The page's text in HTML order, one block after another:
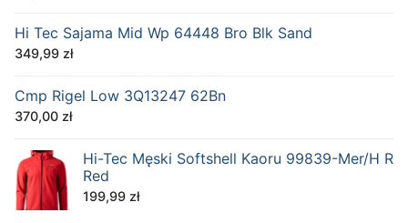
Hi Tec Sajama Mid Wp 64448 Bro Blk Sand
349,99 zł
Cmp Rigel Low 3Q13247 62Bn
370,00 zł
Hi-Tec Męski Softshell Kaoru 99839-Mer/H R
Red
199,99 zł